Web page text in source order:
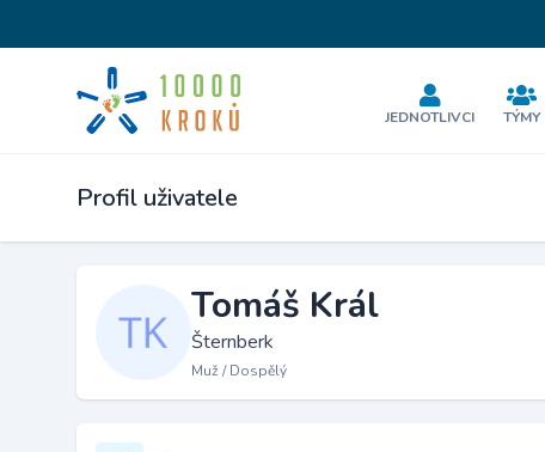
JEDNOTLIVCI TÝMY
Profil uživatele
Tomáš Král
Šternberk
Muž / Dospělý